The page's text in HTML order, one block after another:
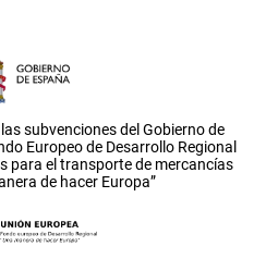
subvenciones del Gobierno de
Europeo de Desarrollo Regional
para el transporte de mercancías
de hacer Europa”